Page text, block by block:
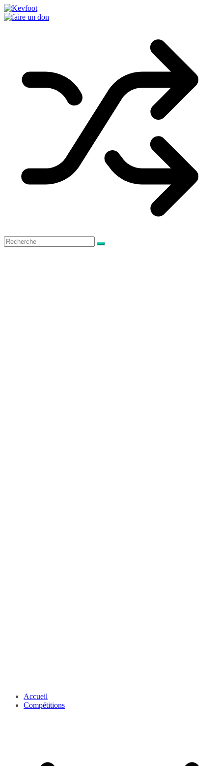
Passer
au
Accueil
Compétitions